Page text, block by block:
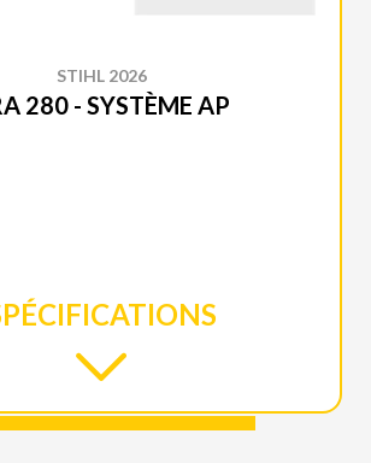
STIHL 2026
280 - SYSTÈME AP